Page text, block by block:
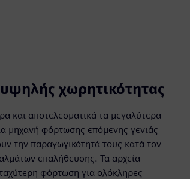
χωρητικότητας
και αποτελεσματικά τα μεγαλύτερα
μηχανή φόρτωσης επόμενης γενιάς
την παραγωγικότητά τους κατά τον
επαλήθευσης. Τα αρχεία
φόρτωση για ολόκληρες